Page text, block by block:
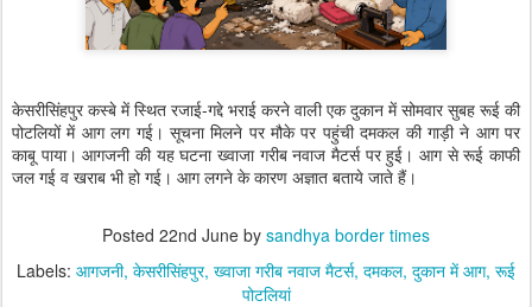
केसरीसिंहपुर कस्बे में स्थित रजाई-गद्दे भराई करने वाली एक दुकान में सोमवार सुबह रूई की
पोटलियों में आग लग गई। सूचना मिलने पर मौके पर पहुंची दमकल की गाड़ी ने आग पर
काबू पाया। आगजनी की यह घटना ख्वाजा गरीब नवाज मैटर्स पर हुई। आग से रूई काफी
जल गई व खराब भी हो गई। आग लगने के कारण अज्ञात बताये जाते हैं।
Posted 22nd June by sandhya border times
Labels: आगजनी केसरीसिंहपुर ख्वाजा गरीब नवाज मैटर्स दमकल दुकान में आग रूई
पोटलियां